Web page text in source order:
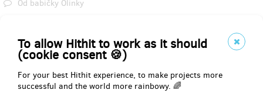
To allow Hithit to work as it should
(cookie consent 🍪)
For your best Hithit experience, to make projects more
successful and the world more rainbowy. 🌈
Od babičky Olinky
Nov 25, 2020
Amount Contributed
EUR 20.48
(CZK 497)